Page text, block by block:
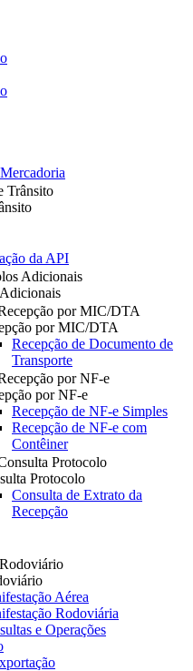
Trânsito
da API
Adicionais
por MIC/DTA
por MIC/DTA
Recepção de Documento de
Transporte
por NF-e
por NF-e
Recepção de NF-e Simples
Recepção de NF-e com
Contêiner
Protocolo
Protocolo
Consulta de Extrato da
Recepção
Aérea
Rodoviária
e Operações